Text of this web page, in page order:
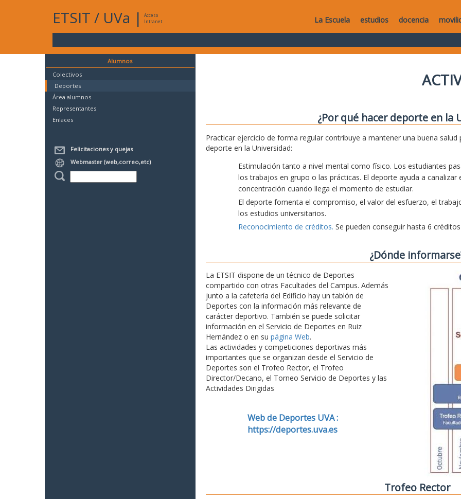
ETSIT / UVa |
Acceso
Intranet
La Escuela estudios docencia
Alumnos
Colectivos
Deportes
Área alumnos
Representantes
Enlaces
Felicitaciones y quejas
Webmaster (web,correo,etc)
¿Por qué hacer deporte en la
Practicar ejercicio de forma regular contribuye a mantener una buena
deporte en la Universidad:
Estimulación tanto a nivel mental como físico. Los estudiantes
los trabajos en grupo o las prácticas. El deporte ayuda a
concentración cuando llega el momento de estudiar.
El deporte fomenta el compromiso, el valor del esfuerzo, el
los estudios universitarios.
Reconocimiento de créditos. Se pueden conseguir hasta 6
¿Dónde
La ETSIT dispone de un técnico de Deportes
compartido con otras Facultades del Campus. Además
junto a la cafetería del Edificio hay un tablón de
Deportes con la información más relevante de
carácter deportivo. También se puede solicitar
información en el Servicio de Deportes en Ruiz
Hernández o en su página Web.
Las actividades y competiciones deportivas más
importantes que se organizan desde el Servicio de
Deportes son el Trofeo Rector, el Trofeo
Director/Decano, el Torneo Servicio de Deportes y las
Actividades Dirigidas
Web de Deportes UVA :
https://deportes.uva.es
Trofeo Rector